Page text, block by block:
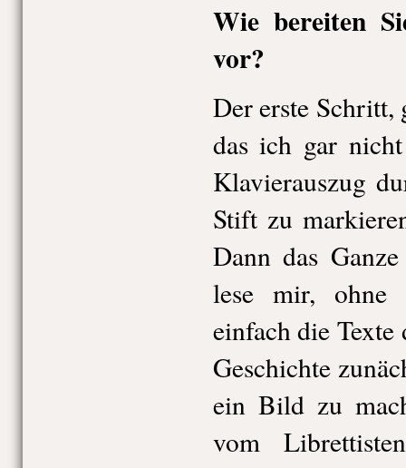
Wie bereiten
vor?
Der erste Schritt,
das ich gar
Klavierauszug
Stift zu
Dann das
lese mir,
einfach die
Geschichte
ein Bild zu
vom